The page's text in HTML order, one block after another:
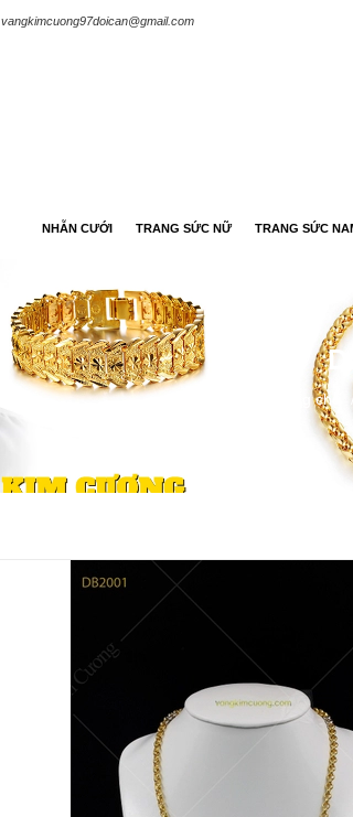
vangkimcuong97doican@gmail.com
NHẪN CƯỚI TRANG SỨC NỮ TRANG SỨC
Trang chủ